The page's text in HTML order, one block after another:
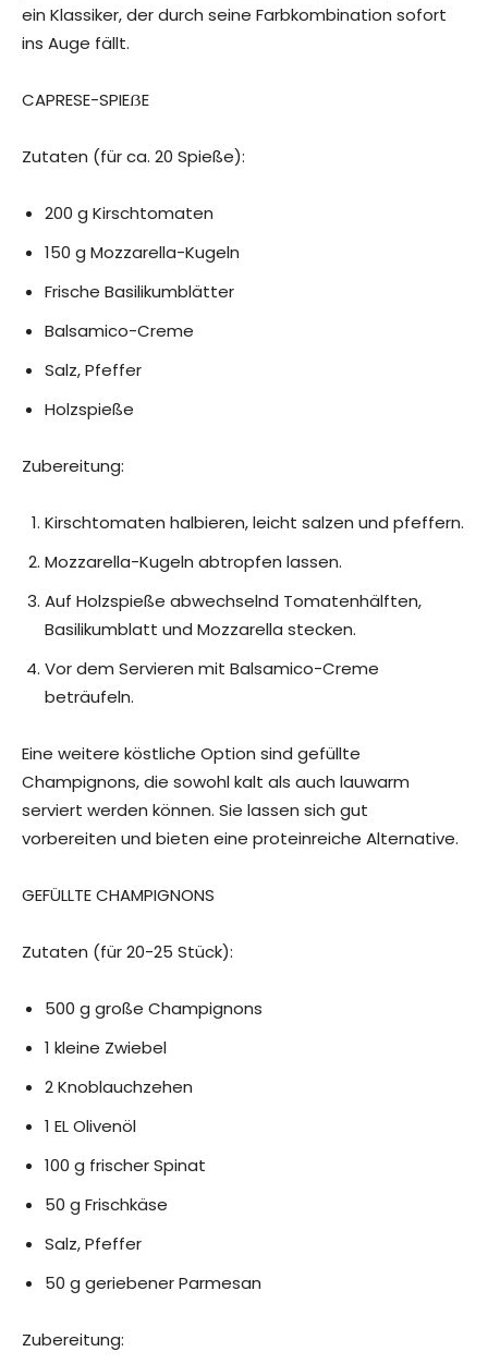
ein Klassiker, der durch seine Farbkombination sofort
ins Auge fällt.
CAPRESE-SPIEẞE
Zutaten (für ca. 20 Spieße):
200 g Kirschtomaten
150 g Mozzarella-Kugeln
Frische Basilikumblätter
Balsamico-Creme
Salz, Pfeffer
Holzspieße
Zubereitung:
Kirschtomaten halbieren, leicht salzen und pfeffern.
Mozzarella-Kugeln abtropfen lassen.
Auf Holzspieße abwechselnd Tomatenhälften,
Basilikumblatt und Mozzarella stecken.
Vor dem Servieren mit Balsamico-Creme
beträufeln.
Eine weitere köstliche Option sind gefüllte
Champignons, die sowohl kalt als auch lauwarm
serviert werden können. Sie lassen sich gut
vorbereiten und bieten eine proteinreiche Alternative.
GEFÜLLTE CHAMPIGNONS
Zutaten (für 20-25 Stück):
500 g große Champignons
1 kleine Zwiebel
2 Knoblauchzehen
1 EL Olivenöl
100 g frischer Spinat
50 g Frischkäse
Salz, Pfeffer
50 g geriebener Parmesan
Zubereitung: